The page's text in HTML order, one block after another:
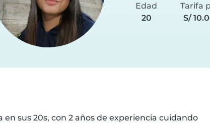
Edad
20
Tarifa
S/
en sus 20s, con 2 años de experiencia cuidando